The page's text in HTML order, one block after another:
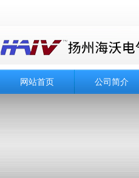
网站首页 公司简介